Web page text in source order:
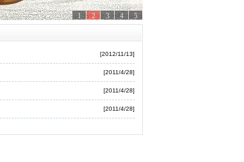
5
4
3
2
1
[2012/11/13]
[2011/4/28]
[2011/4/28]
[2011/4/28]